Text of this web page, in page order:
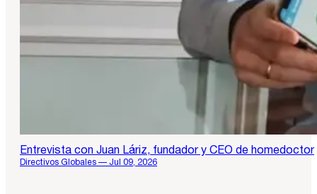
Entrevista con Juan Láriz, fundador y CEO de homedoctor
Directivos Globales — Jul 09, 2026